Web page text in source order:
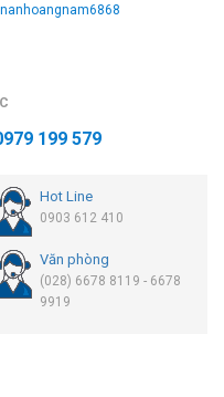
199 579
Hot Line
0903 612 410
Văn phòng
(028) 6678 8119 - 6678
9919